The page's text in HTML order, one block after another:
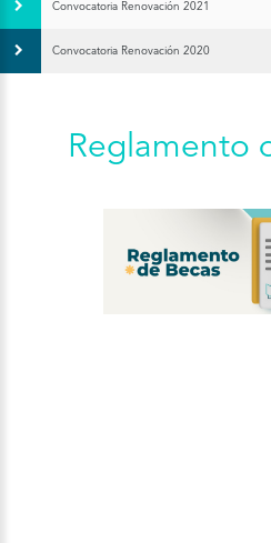
Convocatoria Renovación 2021
Convocatoria Renovación 2020
Reglamento